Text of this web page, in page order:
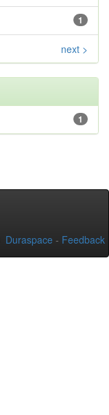
1
next >
1
Duraspace - Feedback